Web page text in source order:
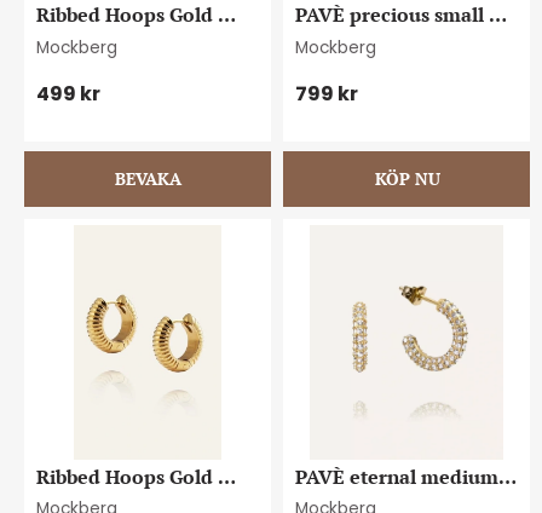
Ribbed Hoops Gold
small
Mockberg
499 kr
PAVÈ precious small
gold hoops
Mockberg
799 kr
Ribbed Hoops Gold
Medium
PAVÈ eternal medium
gold earrings